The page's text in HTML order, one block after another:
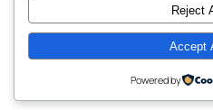
二〇二五
Reject
Accept
Powered by